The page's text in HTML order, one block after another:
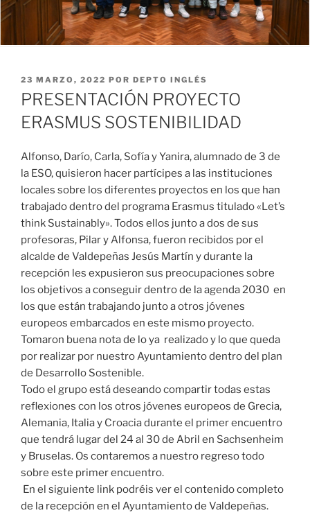
PUBLICADO
EL
23 MARZO, 2022 POR DEPTO INGLÉS
PRESENTACIÓN PROYECTO
ERASMUS SOSTENIBILIDAD
Alfonso, Darío, Carla, Sofía y Yanira, alumnado de 3 de
la ESO, quisieron hacer partícipes a las instituciones
locales sobre los diferentes proyectos en los que han
trabajado dentro del programa Erasmus titulado «Let’s
think Sustainably». Todos ellos junto a dos de sus
profesoras, Pilar y Alfonsa, fueron recibidos por el
alcalde de Valdepeñas Jesús Martín y durante la
recepción les expusieron sus preocupaciones sobre
los objetivos a conseguir dentro de la agenda 2030 en
los que están trabajando junto a otros jóvenes
europeos embarcados en este mismo proyecto.
Tomaron buena nota de lo ya realizado y lo que queda
por realizar por nuestro Ayuntamiento dentro del plan
de Desarrollo Sostenible.
Todo el grupo está deseando compartir todas estas
reflexiones con los otros jóvenes europeos de Grecia,
Alemania, Italia y Croacia durante el primer encuentro
que tendrá lugar del 24 al 30 de Abril en Sachsenheim
y Bruselas. Os contaremos a nuestro regreso todo
sobre este primer encuentro.
En el siguiente link podréis ver el contenido completo
de la recepción en el Ayuntamiento de Valdepeñas.